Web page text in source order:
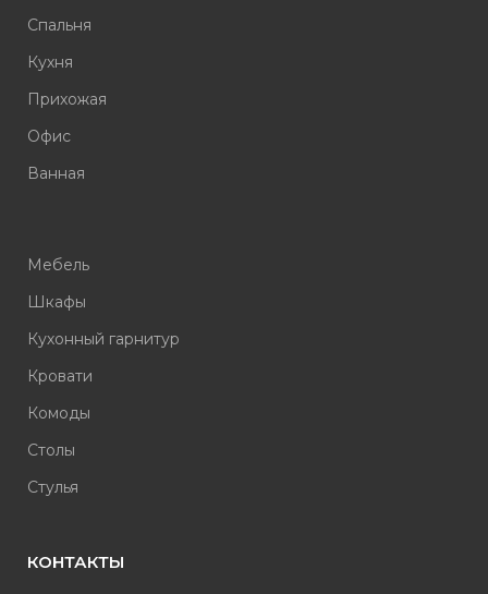
Спальня
Кухня
Прихожая
Офис
Ванная
Мебель
Шкафы
Кухонный гарнитур
Кровати
Комоды
Столы
Стулья
КОНТАКТЫ